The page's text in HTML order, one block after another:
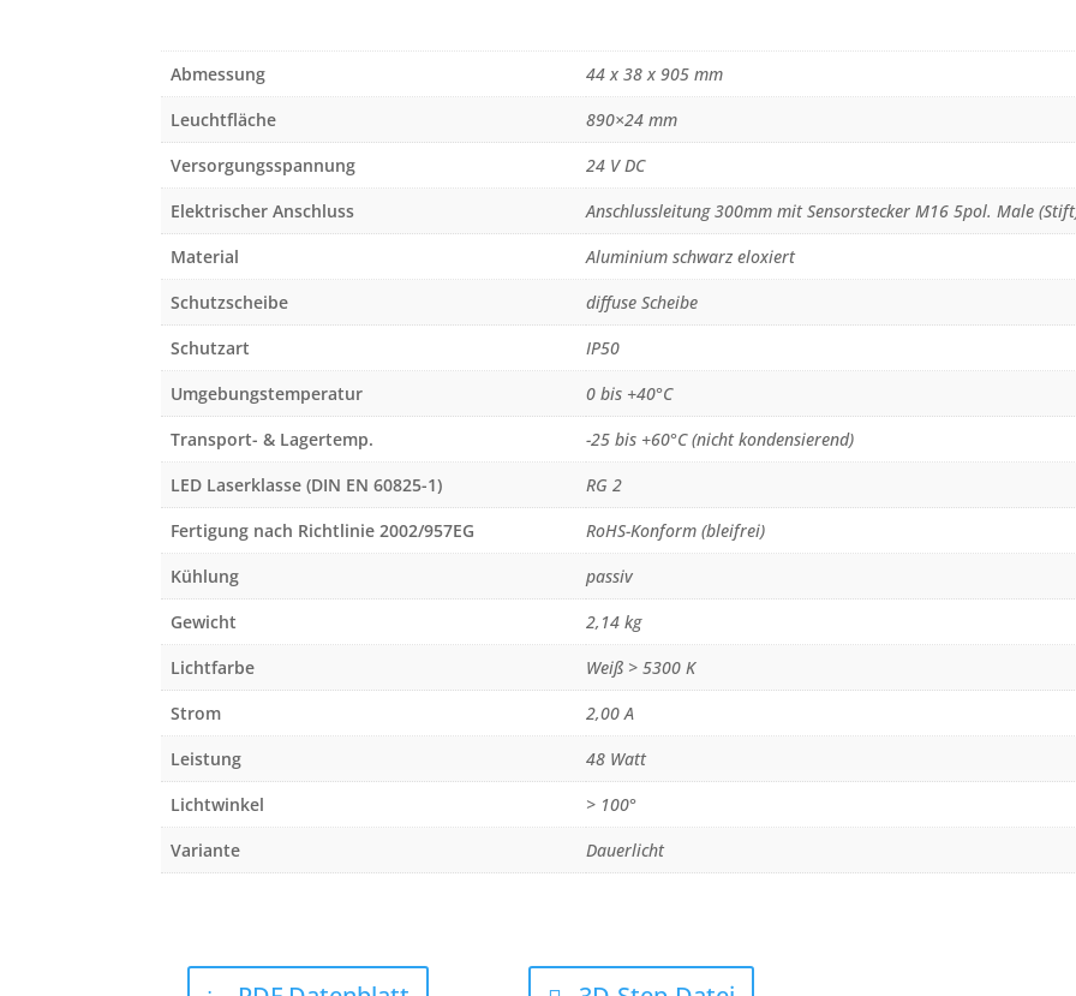
Abmessung
44 x 38 x 905 mm
Leuchtfläche
890×24 mm
Versorgungsspannung
24 V DC
Elektrischer Anschluss
Anschlussleitung 300mm mit Sensorstecker M16 5pol. Male
Material
Aluminium schwarz eloxiert
Schutzscheibe
diffuse Scheibe
Schutzart
IP50
Umgebungstemperatur
0 bis +40°C
Transport- & Lagertemp.
-25 bis +60°C (nicht kondensierend)
LED Laserklasse (DIN EN 60825-1)
RG 2
Fertigung nach Richtlinie 2002/957EG
RoHS-Konform (bleifrei)
Kühlung
passiv
Gewicht
2,14 kg
Lichtfarbe
Weiß > 5300 K
Strom
2,00 A
Leistung
48 Watt
Lichtwinkel
> 100°
Variante
Dauerlicht